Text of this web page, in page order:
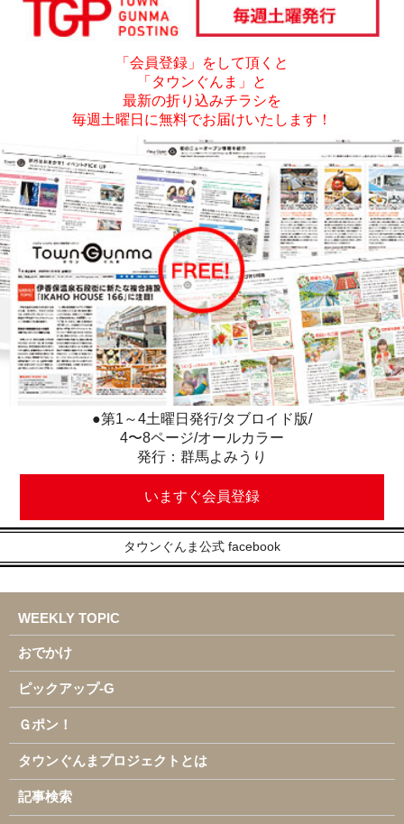
「会員登録」をして頂くと
「タウンぐんま」と
最新の折り込みチラシを
毎週土曜日に無料でお届けいたします！
●第1～4土曜日発行/タブロイド版/
4〜8ページ/オールカラー
発行：群馬よみうり
いますぐ会員登録
タウンぐんま公式 facebook
WEEKLY TOPIC
おでかけ
ピックアップ-G
Ｇポン！
タウンぐんまプロジェクトとは
記事検索